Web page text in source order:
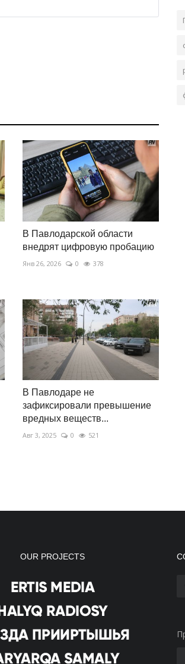
В Павлодарской области
внедрят цифровую пробацию
Янв 26, 2026 0 378
В Павлодаре не
зафиксировали превышение
вредных веществ...
Авг 3, 2025 0 521
OUR PROJECTS